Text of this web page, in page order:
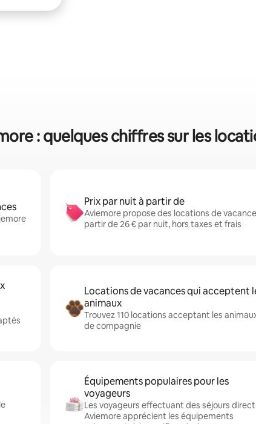
: quelques chiffres sur les
Prix par nuit à partir de
Aviemore propose des locations de
partir de 26 € par nuit, hors taxes et frais
Locations de vacances qui acceptent
animaux
Trouvez 110 locations acceptant les
de compagnie
Équipements populaires pour les
voyageurs
Les voyageurs effectuant des séjours
Aviemore apprécient les équipements